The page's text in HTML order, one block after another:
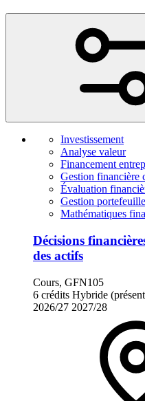
Investissement
Analyse valeur
Financement
Gestion financière
Évaluation
Gestion portefeuille
Mathématiques
Décisions
des actifs
Cours, GFN105
6 crédits Hybride
2026/27 2027/28